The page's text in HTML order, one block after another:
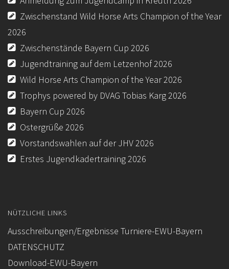
BREITENSPORT
KONTAKT
IMPRESSUM
DOWNLOAD
AUSSCHREIBUNGEN/ERGEBNISSE TURNIERE-EWU-
BAYERN
DOWNLOAD-EWU-BAYERN
Zwischenstand Wild Horse Arts Champion of the Year
2026
Zwischenstände Bayern Cup 2026
Jugendtraining auf dem Letzenhof 2026
Wild Horse Arts Champion of the Year 2026
Trophys powered by DVAG Tobias Karg 2026
Bayern Cup 2026
Ostergrüße 2026
Vorstandswahlen auf der JHV 2026
Erstes Jugendkadertraining 2026
NÜTZLICHE LINKS
Ausschreibungen/Ergebnisse Turniere-EWU-Bayern
DATENSCHUTZ
Download-EWU-Bayern